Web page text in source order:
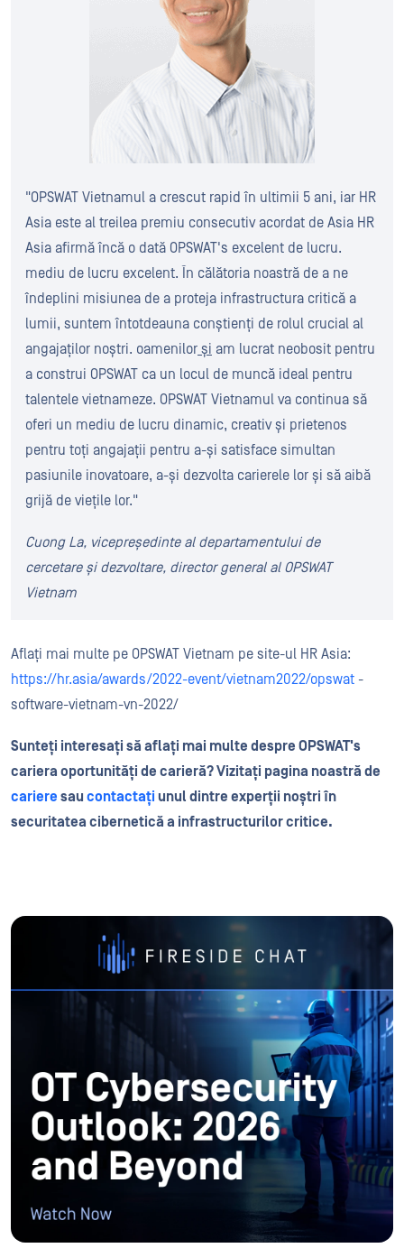
"OPSWAT Vietnamul a crescut rapid în ultimii 5 ani, iar HR
Asia este al treilea premiu consecutiv acordat de Asia HR
Asia afirmă încă o dată OPSWAT's excelent de lucru.
mediu de lucru excelent. În călătoria noastră de a ne
îndeplini misiunea de a proteja infrastructura critică a
lumii, suntem întotdeauna conștienți de rolul crucial al
angajaților noștri. oamenilor și am lucrat neobosit pentru
a construi OPSWAT ca un locul de muncă ideal pentru
talentele vietnameze. OPSWAT Vietnamul va continua să
oferi un mediu de lucru dinamic, creativ și prietenos
pentru toți angajații pentru a-și satisface simultan
pasiunile inovatoare, a-și dezvolta carierele lor și să aibă
grijă de viețile lor."
Cuong La, vicepreședinte al departamentului de
cercetare și dezvoltare, director general al OPSWAT
Vietnam
Aflați mai multe pe OPSWAT Vietnam pe site-ul HR Asia:
https://hr.asia/awards/2022-event/vietnam2022/opswat -
software-vietnam-vn-2022/
Sunteți interesați să aflați mai multe despre OPSWAT's
cariera oportunități de carieră? Vizitați pagina noastră de
cariere sau contactați unul dintre experții noștri în
securitatea cibernetică a infrastructurilor critice.